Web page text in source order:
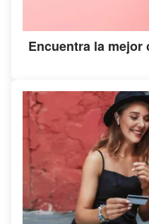
Encuentra la mejor